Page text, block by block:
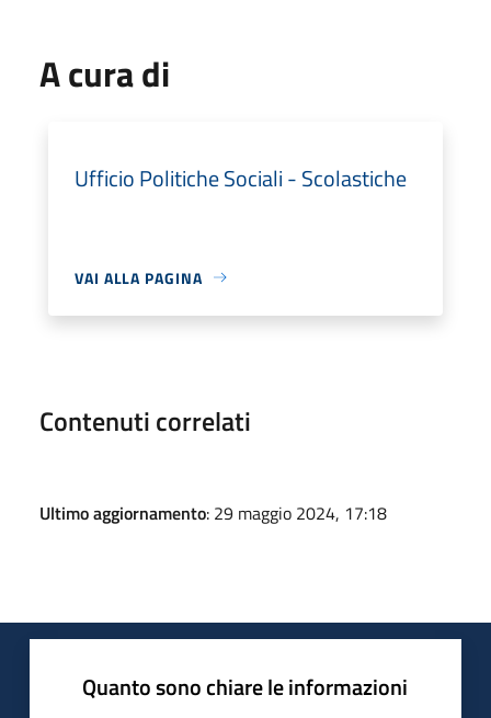
A cura di
Ufficio Politiche Sociali - Scolastiche
VAI ALLA PAGINA
Contenuti correlati
Ultimo aggiornamento: 29 maggio 2024, 17:18
Quanto sono chiare le informazioni